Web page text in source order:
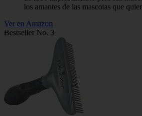
los amantes de las mascotas que
Ver en Amazon
Bestseller No. 3